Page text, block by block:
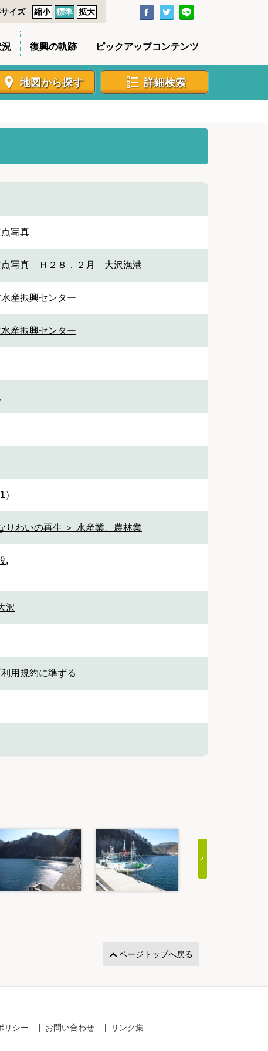
イズ 縮小 標準 拡大
況 復興の軌跡 ピックアップコンテンツ
地図から探す 詳細検索
写真
写真＿Ｈ２８．２月＿大沢漁港
産振興センター
産振興センター
りわいの再生 ＞ 水産業、農林業
,
沢
用規約に準ずる
ページトップへ戻る
リシー お問い合わせ リンク集